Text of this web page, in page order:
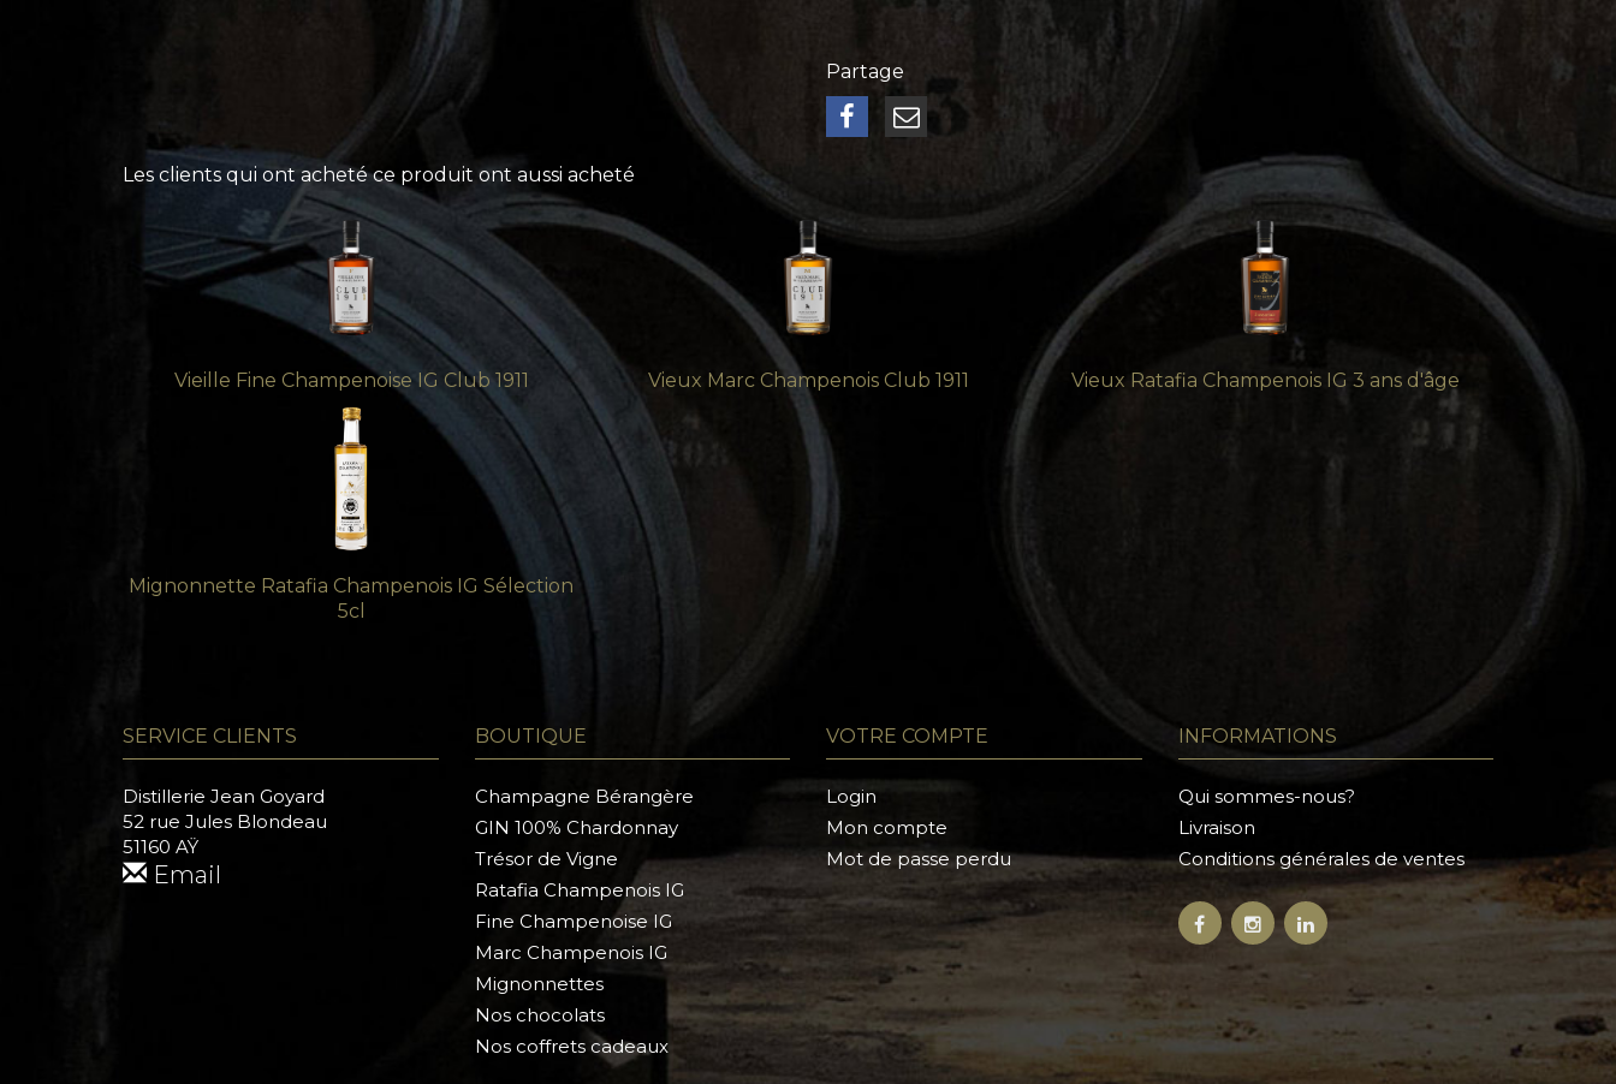
Partage
Les clients qui ont acheté ce produit ont aussi acheté
Vieille Fine Champenoise IG Club 1911 Vieux Marc Champenois Club 1911 Vieux Ratafia Champenois IG 3 ans d'âge
Mignonnette Ratafia Champenois IG Sélection
5cl
SERVICE CLIENTS
Distillerie Jean Goyard
52 rue Jules Blondeau
51160 AŸ
Email
BOUTIQUE
Champagne Bérangère
GIN 100% Chardonnay
Trésor de Vigne
Ratafia Champenois IG
Fine Champenoise IG
Marc Champenois IG
Mignonnettes
Nos chocolats
Nos coffrets cadeaux
VOTRE COMPTE
Login
Mon compte
Mot de passe perdu
INFORMATIONS
Qui sommes-nous?
Livraison
Conditions générales de ventes